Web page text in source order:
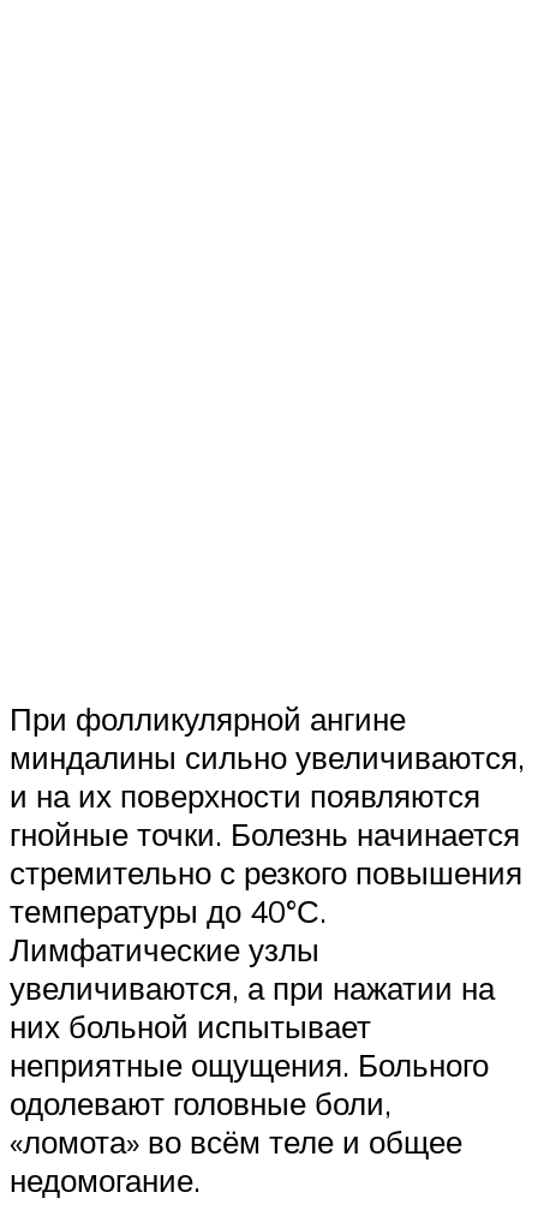
При фолликулярной ангине
миндалины сильно увеличиваются,
и на их поверхности появляются
гнойные точки. Болезнь начинается
стремительно с резкого повышения
температуры до 40°С.
Лимфатические узлы
увеличиваются, а при нажатии на
них больной испытывает
неприятные ощущения. Больного
одолевают головные боли,
«ломота» во всём теле и общее
недомогание.